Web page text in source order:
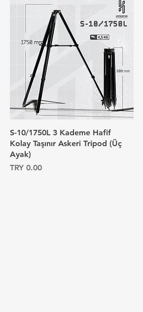
S-10/1750L 3 Kademe Hafif
Kolay Taşınır Askeri Tripod (Üç
Ayak)
السعر